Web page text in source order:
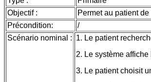
Objectif :
Permet au patient
Précondition:
/
Scénario nominal : 1. Le patient
2. Le système
3. Le patient choisit